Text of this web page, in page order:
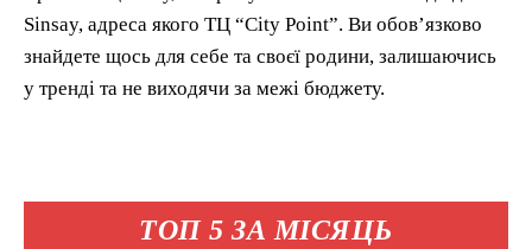
ТОП 5 ЗА МІСЯЦЬ
Sinsay, адреса якого ТЦ “City Point”. Ви обов’язково
знайдете щось для себе та своєї родини, залишаючись
у тренді та не виходячи за межі бюджету.